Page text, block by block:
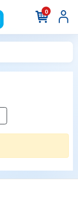
0